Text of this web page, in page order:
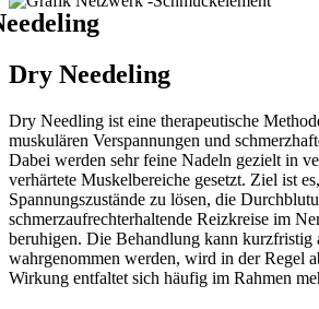
Dry Needeling
Dry Needling ist eine therapeutische
muskulären Verspannungen und
Dabei werden sehr feine Nadeln gezielt in
verhärtete Muskelbereiche gesetzt. Ziel ist
Spannungszustände zu lösen, die
schmerzaufrechterhaltende Reizkreise im
beruhigen. Die Behandlung kann kurzfristig
wahrgenommen werden, wird in der Regel
Wirkung entfaltet sich häufig im Rahmen